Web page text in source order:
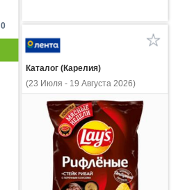
0
Каталог (Карелия)
(23 Июля - 19 Августа 2026)